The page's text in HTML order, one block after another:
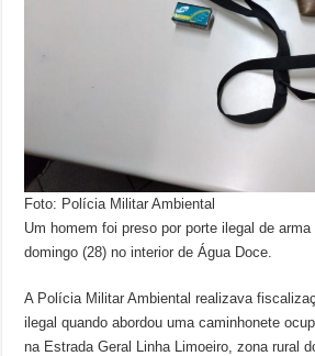
Foto: Polícia Militar Ambiental
Um homem foi preso por porte ilegal de
domingo (28) no interior de Água Doce.
A Polícia Militar Ambiental realizava
ilegal quando abordou uma caminhonete
na Estrada Geral Linha Limoeiro, zona rural